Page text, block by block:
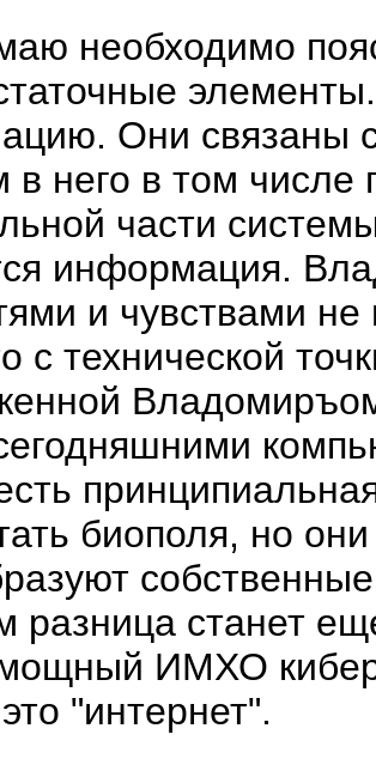
необходимо
Они связаны
в него в том
части
информация.
и чувствами
с технической
биополя, но
разница станет
ИМХО
"интернет".